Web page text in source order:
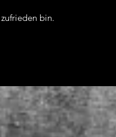
bin.